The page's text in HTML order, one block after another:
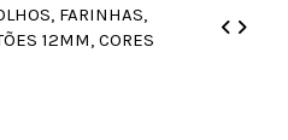
FARINHAS,
12MM, CORES